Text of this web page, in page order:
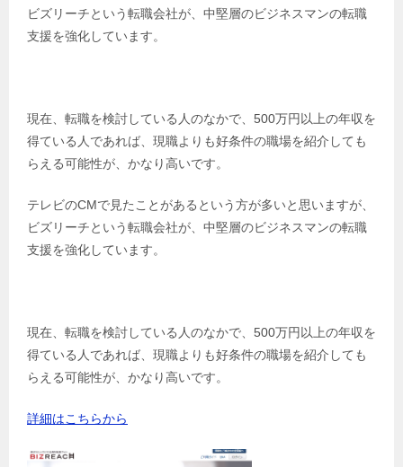
ビズリーチという転職会社が、中堅層のビジネスマンの転職
支援を強化しています。
現在、転職を検討している人のなかで、500万円以上の年収を
得ている人であれば、現職よりも好条件の職場を紹介しても
らえる可能性が、かなり高いです。
テレビのCMで見たことがあるという方が多いと思いますが、
ビズリーチという転職会社が、中堅層のビジネスマンの転職
支援を強化しています。
現在、転職を検討している人のなかで、500万円以上の年収を
得ている人であれば、現職よりも好条件の職場を紹介しても
らえる可能性が、かなり高いです。
詳細はこちらから